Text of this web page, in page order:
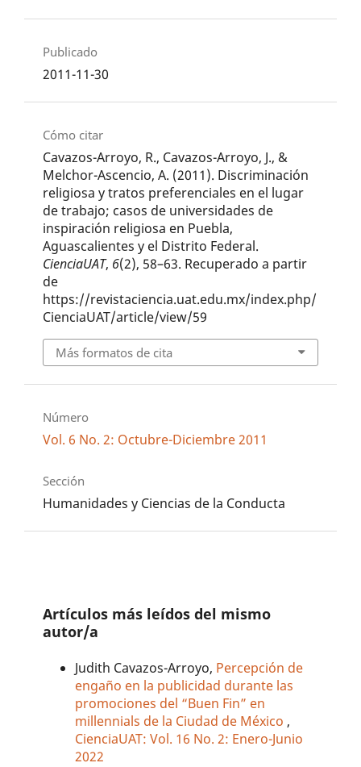
Publicado
2011-11-30
Cómo citar
Cavazos-Arroyo, R., Cavazos-Arroyo, J., &
Melchor-Ascencio, A. (2011). Discriminación
religiosa y tratos preferenciales en el lugar
de trabajo; casos de universidades de
inspiración religiosa en Puebla,
Aguascalientes y el Distrito Federal.
CienciaUAT, 6(2), 58–63. Recuperado a partir
de
https://revistaciencia.uat.edu.mx/index.php/
CienciaUAT/article/view/59
Más formatos de cita
Número
Vol. 6 No. 2: Octubre-Diciembre 2011
Sección
Humanidades y Ciencias de la Conducta
Artículos más leídos del mismo
autor/a
Judith Cavazos-Arroyo, Percepción de
engaño en la publicidad durante las
promociones del “Buen Fin” en
millennials de la Ciudad de México ,
CienciaUAT: Vol. 16 No. 2: Enero-Junio
2022